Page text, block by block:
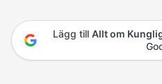
Lägg till Allt om